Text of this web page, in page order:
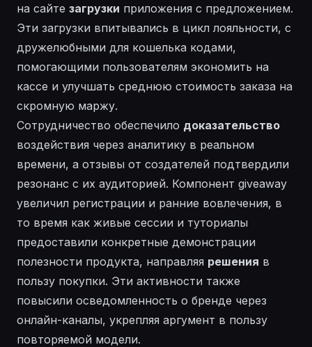
на сайте загрузки приложения с предложением.
Эти загрузки впитывались в цикл лояльности, с
дружелюбными для кошелька кодами,
помогающими пользователям экономить на
кассе и улучшать среднюю стоимость заказа на
скромную маржу.
Сотрудничество обеспечило доказательство
воздействия через аналитику в реальном
времени, а отзывы от создателей подтвердили
резонанс с их аудиторией. Компонент giveaway
увеличил регистрации и ранние вовлечения, в
то время как живые сессии и туториалы
предоставили конкретные демонстрации
полезности продукта, направляя решения в
пользу покупки. Эти активности также
повысили осведомленность о бренде через
онлайн-каналы, укрепляя аргумент в пользу
повторяемой модели.